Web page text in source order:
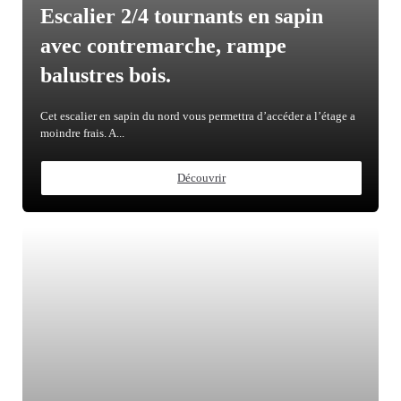
Escalier 2/4 tournants en sapin
avec contremarche, rampe
balustres bois.
Cet escalier en sapin du nord vous permettra d’accéder a l’étage a
moindre frais. A...
Découvrir